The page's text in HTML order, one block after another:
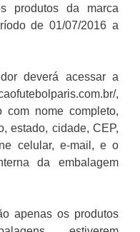
produtos da marca
de 01/07/2016 a
deverá acessar a
,
com nome completo,
estado, cidade, CEP,
celular, e-mail, e o
da embalagem
apenas os produtos